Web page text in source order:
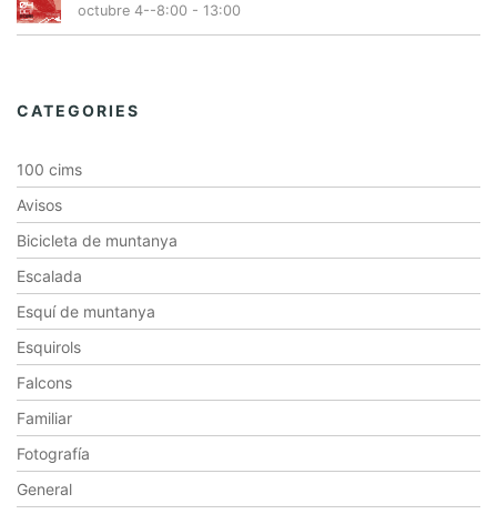
octubre 4--8:00 - 13:00
CATEGORIES
100 cims
Avisos
Bicicleta de muntanya
Escalada
Esquí de muntanya
Esquirols
Falcons
Familiar
Fotografía
General